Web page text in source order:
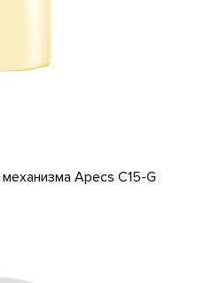
Apecs C15-G